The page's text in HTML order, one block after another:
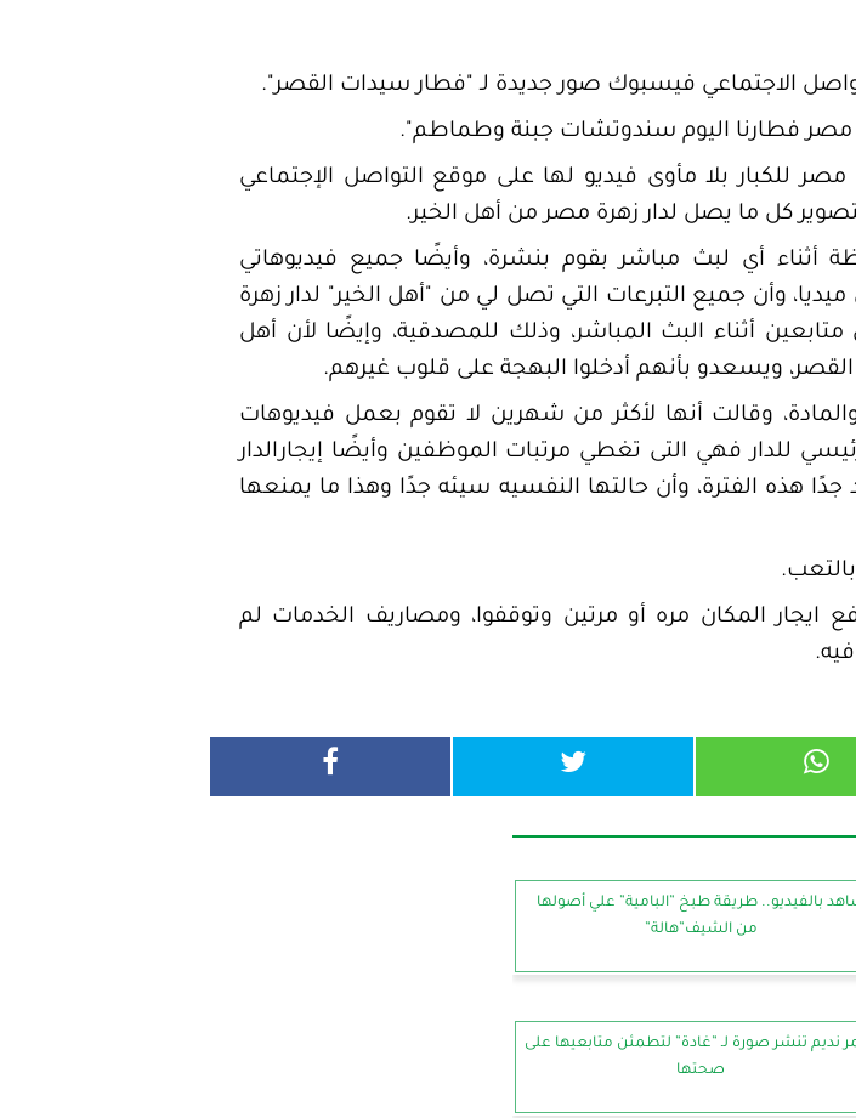
الاجتماعي فيسبوك صور جديدة لـ "فطار سيدات القصر".
مصر فطارنا اليوم سندوتشات جبنة وطماطم".
بلا مأوى فيديو لها على موقع التواصل الإجتماعي
كل ما يصل لدار زهرة مصر من أهل الخير.
أثناء أي لبث مباشر بقوم بنشرة، وأيضًا جميع فيديوهاتي
وأن جميع التبرعات التي تصل لي من "أهل الخير" لدار زهرة
أثناء البث المباشر، وذلك للمصدقية، وإيضًا لأن أهل
ويسعدو بأنهم أدخلوا البهجة على قلوب غيرهم.
وقالت أنها لأكثر من شهرين لا تقوم بعمل فيديوهات
للدار فهي التى تغطي مرتبات الموظفين وأيضًا إيجارالدار
هذه الفترة، وأن حالتها النفسيه سيئه جدًا وهذا ما يمنعها
المكان مره أو مرتين وتوقفوا، ومصاريف الخدمات لم
بالفيديو.. طريقة طبخ ”البامية” علي أصولها
من الشيف”هالة”
نديم تنشر صورة لـ ”غادة” لتطمئن متابعيها على
صحتها